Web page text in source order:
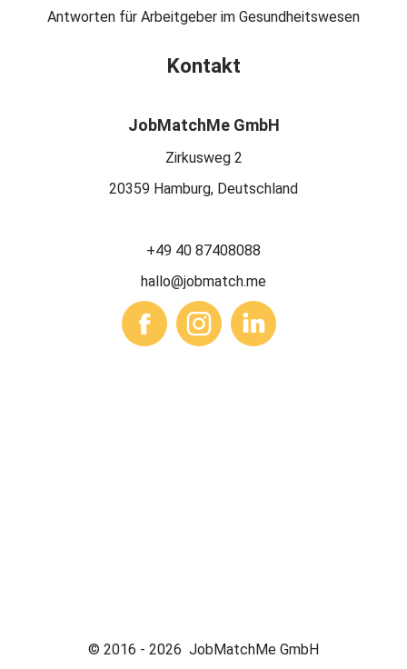
Antworten für Arbeitgeber im Gesundheitswesen
Kontakt
JobMatchMe GmbH
Zirkusweg 2
20359 Hamburg, Deutschland
+49 40 87408088
hallo@jobmatch.me
© 2016 - 2026 JobMatchMe GmbH